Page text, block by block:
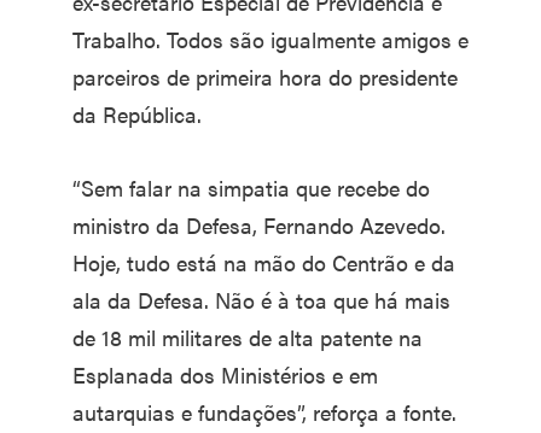
Trabalho. Todos são igualmente amigos e
parceiros de primeira hora do presidente
da República.
“Sem falar na simpatia que recebe do
ministro da Defesa, Fernando Azevedo.
Hoje, tudo está na mão do Centrão e da
ala da Defesa. Não é à toa que há mais
de 18 mil militares de alta patente na
Esplanada dos Ministérios e em
autarquias e fundações”, reforça a fonte.